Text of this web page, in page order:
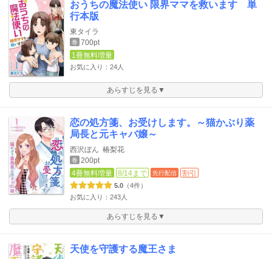
おうちの魔法使い 限界ママを救います 単
行本版
東タイラ
巻 700pt
1冊無料増量
お気に入り：24人
あらすじを見る▼
恋の処方箋、お受けします。～猫かぶり薬
局長と元キャバ嬢～
西沢ぼん 椿梨花
巻 200pt
4冊無料増量
8/14まで 先行配信 割引
5.0 （4件）
お気に入り：243人
あらすじを見る▼
天使を守護する魔王さま